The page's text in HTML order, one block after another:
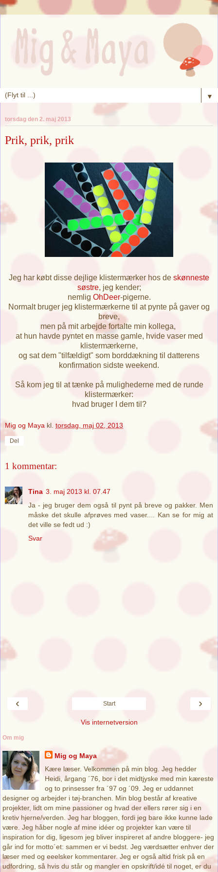
▼
torsdag den 2. maj 2013
Prik, prik, prik
Jeg har købt disse dejlige klistermærker hos de skønneste
søstre, jeg kender;
nemlig OhDeer-pigerne.
Normalt bruger jeg klistermærkerne til at pynte på gaver og
breve,
men på mit arbejde fortalte min kollega,
at hun havde pyntet en masse gamle, hvide vaser med
klistermærkerne,
og sat dem "tilfældigt" som borddækning til datterens
konfirmation sidste weekend.
Så kom jeg til at tænke på mulighederne med de runde
klistermærker:
hvad bruger I dem til?
Mig og Maya kl. torsdag, maj 02, 2013
Del
1 kommentar:
Tina 3. maj 2013 kl. 07.47
Ja - jeg bruger dem også til pynt på breve og pakker. Men
måske det skulle afprøves med vaser.... Kan se for mig at
det ville se fedt ud :)
Svar
‹ ›
Start
Vis internetversion
Om mig
Mig og Maya
Kære læser. Velkommen på min blog. Jeg hedder
Heidi, årgang ´76, bor i det midtjyske med min kæreste
og to prinsesser fra ´97 og ´09. Jeg er uddannet
designer og arbejder i tøj-branchen. Min blog består af kreative
projekter, lidt om mine passioner og hvad der ellers rører sig i en
kretiv hjerne/verden. Jeg har bloggen, fordi jeg bare ikke kunne lade
være. Jeg håber nogle af mine idéer og projekter kan være til
inspiration for dig, ligesom jeg bliver inspireret af andre bloggere- jeg
går ind for motto´et: sammen er vi bedst. Jeg værdsætter enhver der
læser med og eeelsker kommentarer. Jeg er også altid frisk på en
udfordring, så hvis du står og mangler en opskrift/idé til noget, er du